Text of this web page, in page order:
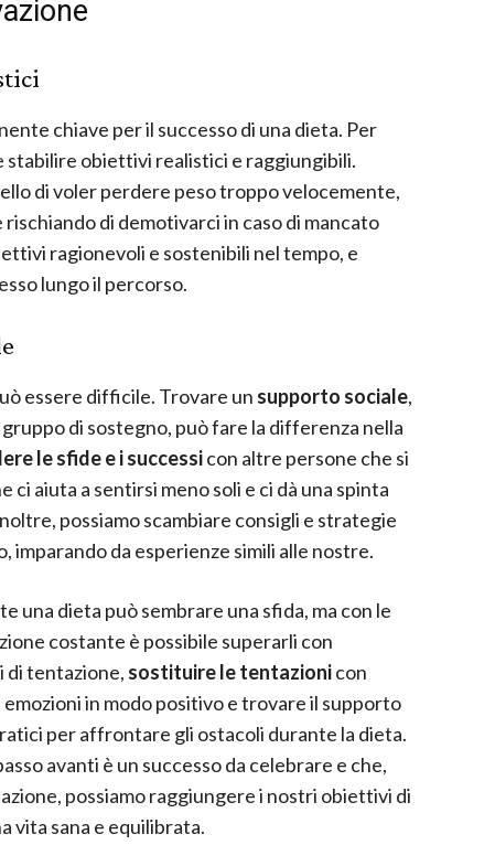
chiave per il successo di una dieta. Per
stabilire obiettivi realistici e raggiungibili.
di voler perdere peso troppo velocemente,
di demotivarci in caso di mancato
ragionevoli e sostenibili nel tempo, e
lungo il percorso.
essere difficile. Trovare un supporto sociale,
di sostegno, può fare la differenza nella
le sfide e i successicon altre persone che si
ci aiuta a sentirsi meno soli e ci dà una spinta
possiamo scambiare consigli e strategie
imparando da esperienze simili alle nostre.
una dieta può sembrare una sfida, ma con le
costante è possibile superarli con
di tentazione, sostituire le tentazionicon
in modo positivo e trovare il supporto
per affrontare gli ostacoli durante la dieta.
avanti è un successo da celebrare e che,
possiamo raggiungere i nostri obiettivi di
vita sana e equilibrata.